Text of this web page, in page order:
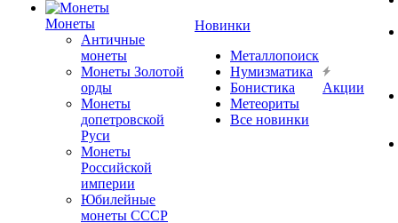
Монеты
Античные
монеты
Монеты Золотой
орды
Монеты
допетровской
Руси
Монеты
Российской
империи
Юбилейные
монеты СССР
Новинки
Металлопоиск
Нумизматика
Бонистика
Метеориты
Все новинки
Акции